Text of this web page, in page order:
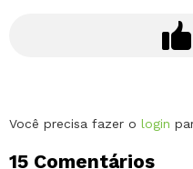
Deixe
Você precisa fazer o login
15 Comentários